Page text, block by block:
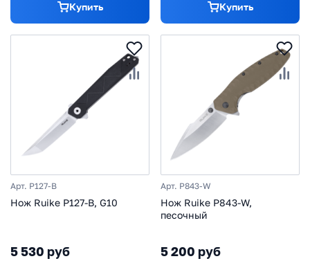
Купить Купить
Арт. P127-B
Нож Ruike P127-B, G10
5 530 руб
Арт. P843-W
Нож Ruike P843-W,
песочный
5 200 руб